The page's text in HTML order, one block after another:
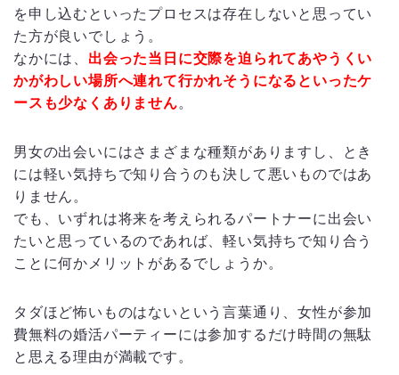
を申し込むといったプロセスは存在しないと思ってい
た方が良いでしょう。
なかには、 出会った当日に交際を迫られてあやうくい
かがわしい場所へ連れて行かれそうになるといったケ
ースも少なくありません。
男女の出会いにはさまざまな種類がありますし、とき
には軽い気持ちで知り合うのも決して悪いものではあ
りません。
でも、いずれは将来を考えられるパートナーに出会い
たいと思っているのであれば、軽い気持ちで知り合う
ことに何かメリットがあるでしょうか。
タダほど怖いものはないという言葉通り、女性が参加
費無料の婚活パーティーには参加するだけ時間の無駄
と思える理由が満載です。